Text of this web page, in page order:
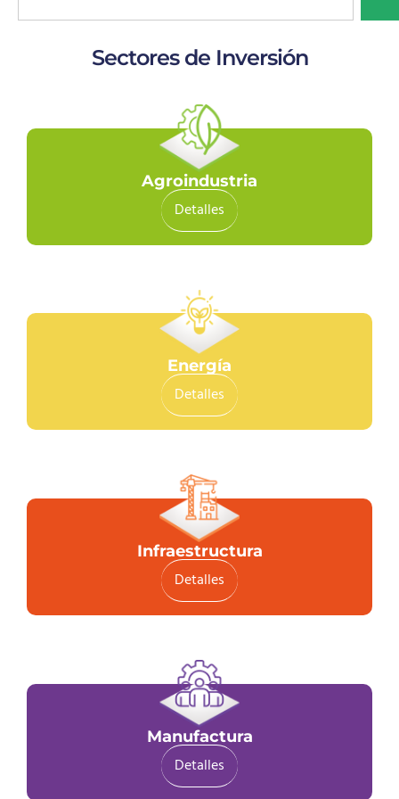
Sectores de Inversión
Agroindustria
Detalles
Energía
Detalles
Infraestructura
Detalles
Manufactura
Detalles